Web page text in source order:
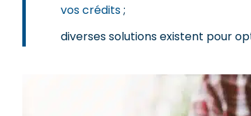
vos crédits;
diverses solutions existent pour